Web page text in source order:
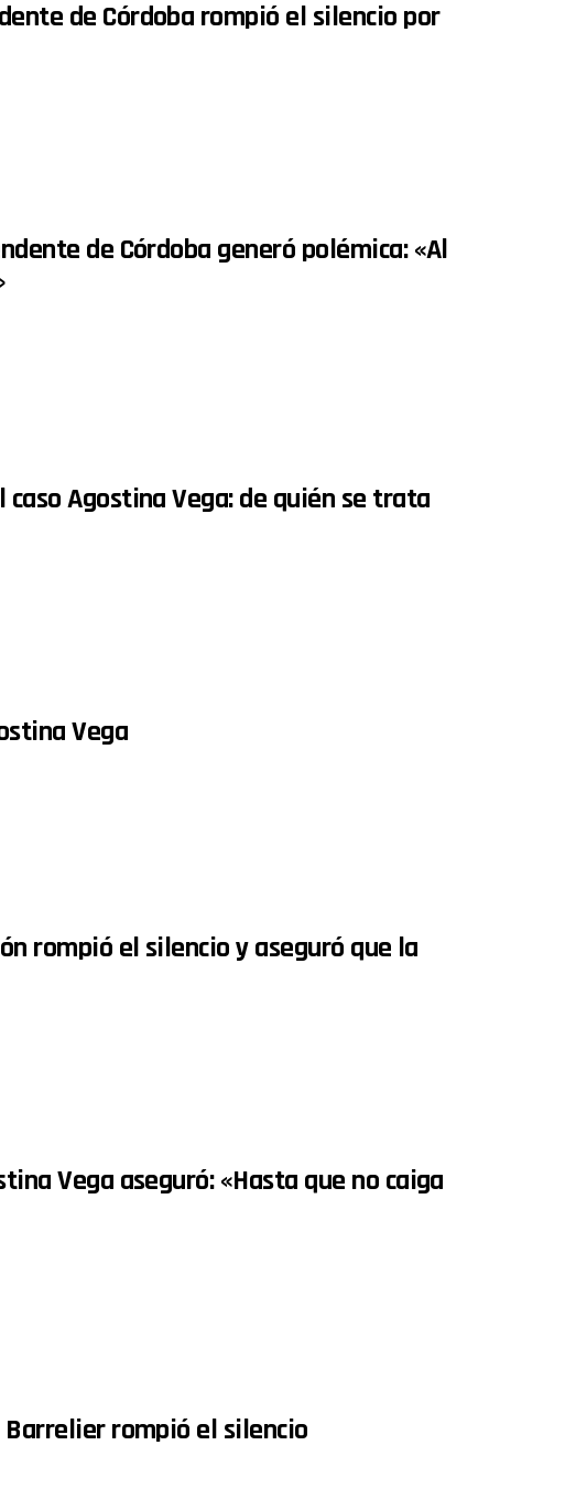
de Córdoba rompió el silencio por
de Córdoba generó polémica: «Al
Agostina Vega: de quién se trata
Vega
rompió el silencio y aseguró que la
Vega aseguró: «Hasta que no caiga
Barrelier rompió el silencio